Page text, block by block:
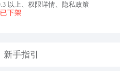
以上 权限详情 隐私政策
新手指引